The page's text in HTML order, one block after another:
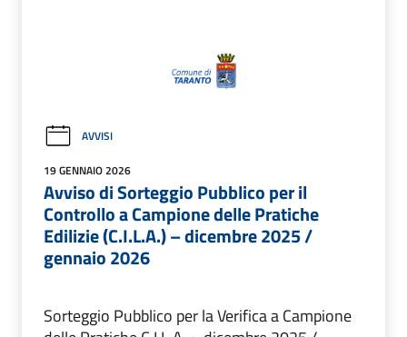
AVVISI
19 GENNAIO 2026
Avviso di Sorteggio Pubblico per il
Controllo a Campione delle Pratiche
Edilizie (C.I.L.A.) – dicembre 2025 /
gennaio 2026
Sorteggio Pubblico per la Verifica a Campione